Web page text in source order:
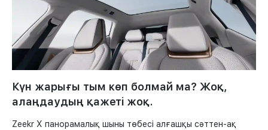
Күн жарығы тым көп болмай ма? Жоқ,
алаңдаудың қажеті жоқ.
Zeekr X панорамалық шыны төбесі алғашқы сәттен-ақ